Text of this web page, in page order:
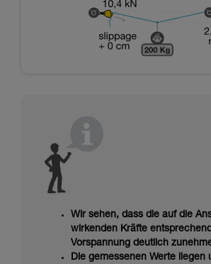
Wir sehen, dass die auf die
wirkenden Kräfte
Vorspannung deutlich
Die gemessenen Werte liegen